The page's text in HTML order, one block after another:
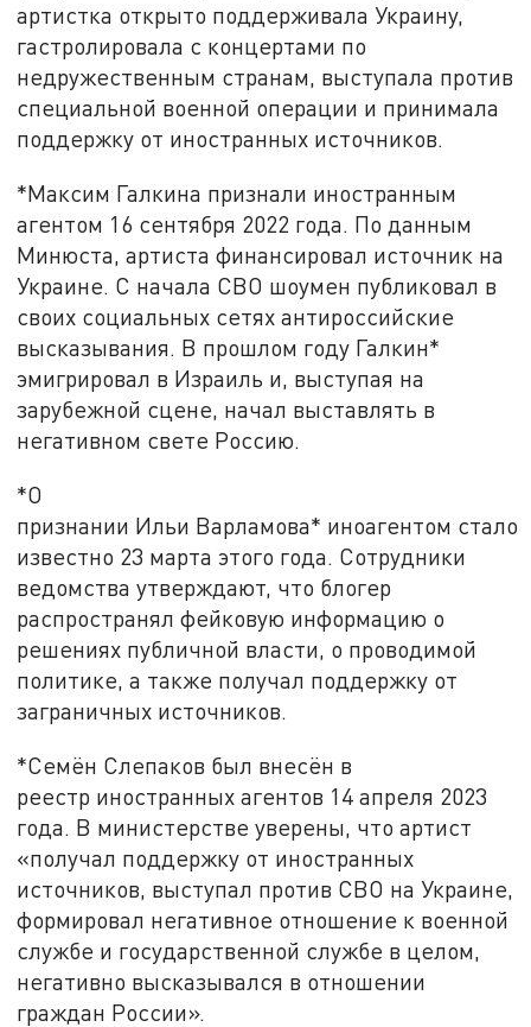
артистка открыто поддерживала Украину,
гастролировала с концертами по
недружественным странам, выступала против
специальной военной операции и принимала
поддержку от иностранных источников.
*Максим Галкина признали иностранным
агентом 16 сентября 2022 года. По данным
Минюста, артиста финансировал источник на
Украине. С начала СВО шоумен публиковал в
своих социальных сетях антироссийские
высказывания. В прошлом году Галкин*
эмигрировал в Израиль и, выступая на
зарубежной сцене, начал выставлять в
негативном свете Россию.
*О
признании Ильи Варламова* иноагентом стало
известно 23 марта этого года. Сотрудники
ведомства утверждают, что блогер
распространял фейковую информацию о
решениях публичной власти, о проводимой
политике, а также получал поддержку от
заграничных источников.
*Семён Слепаков был внесён в
реестр иностранных агентов 14 апреля 2023
года. В министерстве уверены, что артист
«получал поддержку от иностранных
источников, выступал против СВО на Украине,
формировал негативное отношение к военной
службе и государственной службе в целом,
негативно высказывался в отношении
граждан России».